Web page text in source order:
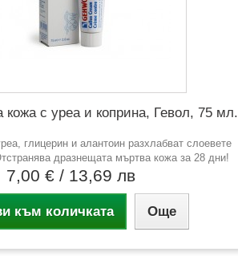
кожа с уреа и коприна, Гевол, 75 мл.
глицерин и алантоин разхлабват слоевете
дразнещата мъртва кожа за 28 дни!
7,00 € / 13,69 лв
към количката Още